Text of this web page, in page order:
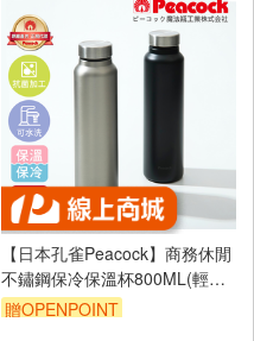
【日本孔雀Peacock】商務休閒
不鏽鋼保冷保溫杯800ML(輕量
化設計)-任選色
贈OPENPOINT